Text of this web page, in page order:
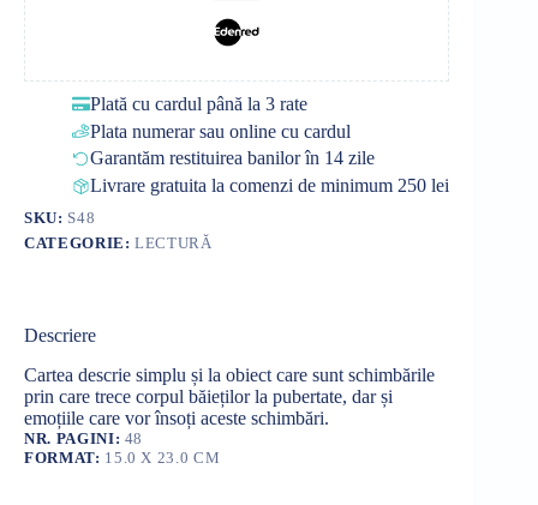
Plată cu cardul până la 3 rate
Plata numerar sau online cu cardul
Garantăm restituirea banilor în 14 zile
Livrare gratuita la comenzi de minimum 250 lei
SKU: S48
CATEGORIE:LECTURĂ
Descriere
Cartea descrie simplu și la obiect care sunt schimbările
prin care trece corpul băieților la pubertate, dar și
emoțiile care vor însoți aceste schimbări.
NR. PAGINI: 48
FORMAT: 15.0 X 23.0 CM